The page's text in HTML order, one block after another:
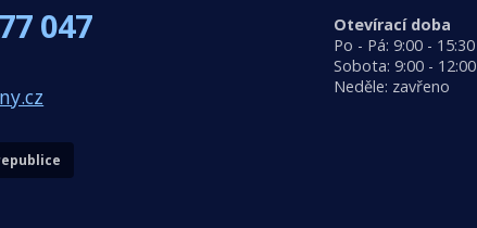
047
Otevírací doba
Po - Pá: 9:00 - 15:30
Sobota: 9:00 - 12:00
Neděle: zavřeno